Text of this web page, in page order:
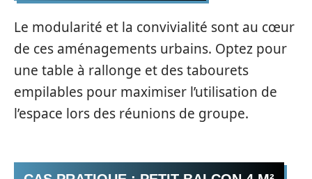
Le modularité et la convivialité sont au cœur
de ces aménagements urbains. Optez pour
une table à rallonge et des tabourets
empilables pour maximiser l’utilisation de
l’espace lors des réunions de groupe.